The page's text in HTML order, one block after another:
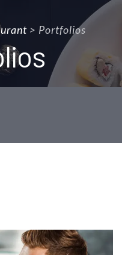
> Portfolios